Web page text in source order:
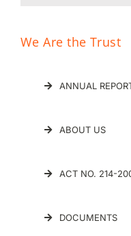
We Are the Trust
ANNUAL
ABOUT US
ACT NO. 214-
DOCUMENTS